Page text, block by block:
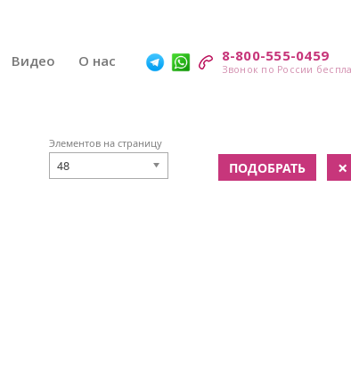
8-800-555-0459
Видео О нас
Элементов на страницу
48 ПОДОБРАТЬ ×